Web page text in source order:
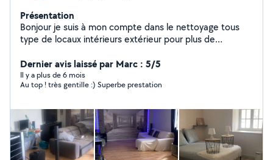
Présentation
Bonjour je suis à mon compte dans le nettoyage tous
type de locaux intérieurs extérieur pour plus de
Dernier avis laissé par Marc : 5/5
Il y a plus de 6 mois
Au top ! très gentille :) Superbe prestation